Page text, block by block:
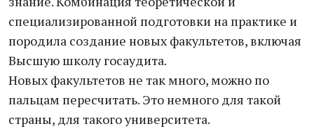
специализированной подготовки на практике и
породила создание новых факультетов, включая
Высшую школу госаудита.
Новых факультетов не так много, можно по
пальцам пересчитать. Это немного для такой
страны, для такого университета.